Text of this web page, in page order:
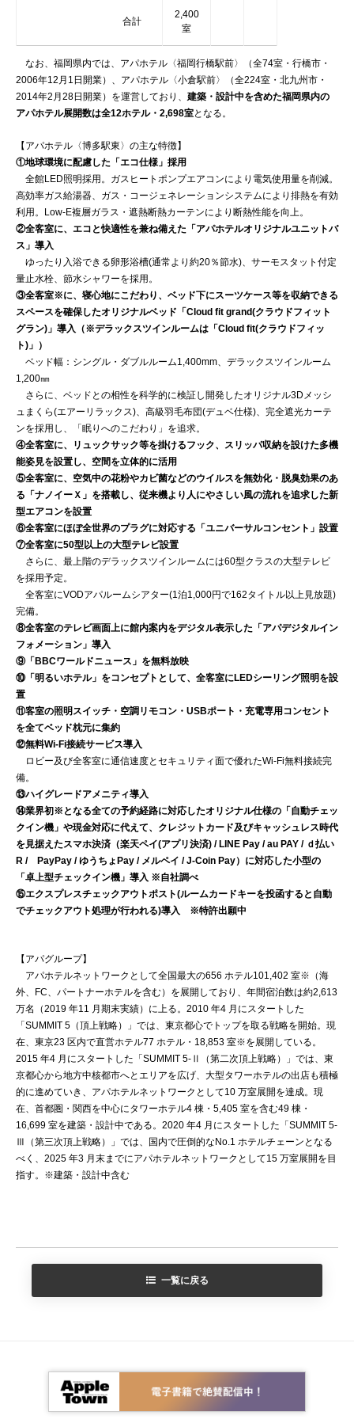
合計
2,400
室
なお、福岡県内では、アパホテル〈福岡行橋駅前〉（全74室・行橋市・
2006年12月1日開業）、アパホテル〈小倉駅前〉（全224室・北九州市・
2014年2月28日開業）を運営しており、 建築・設計中を含めた福岡県内の
アパホテル展開数は全12ホテル・2,698室となる。
【アパホテル〈博多駅東〉の主な特徴】
①地球環境に配慮した「エコ仕様」採用
全館LED照明採用。ガスヒートポンプエアコンにより電気使用量を削減。
高効率ガス給湯器、ガス・コージェネレーションシステムにより排熱を有効
利用。Low-E複層ガラス・遮熱断熱カーテンにより断熱性能を向上。
②全客室に、エコと快適性を兼ね備えた「アパホテルオリジナルユニットバ
ス」導入
ゆったり入浴できる卵形浴槽(通常より約20％節水)、サーモスタット付定
量止水栓、節水シャワーを採用。
③全客室※に、寝心地にこだわり、ベッド下にスーツケース等を収納できる
スペースを確保したオリジナルベッド「Cloud fit grand(クラウドフィット
グラン)」導入（※デラックスツインルームは「Cloud fit(クラウドフィッ
ト)」）
ベッド幅：シングル・ダブルルーム1,400mm、デラックスツインルーム
1,200㎜
さらに、ベッドとの相性を科学的に検証し開発したオリジナル3Dメッシ
ュまくら(エアーリラックス)、高級羽毛布団(デュベ仕様)、完全遮光カーテ
ンを採用し、「眠りへのこだわり」を追求。
④全客室に、リュックサック等を掛けるフック、スリッパ収納を設けた多機
能姿見を設置し、空間を立体的に活用
⑤全客室に、空気中の花粉やカビ菌などのウイルスを無効化・脱臭効果のあ
る「ナノイーＸ」を搭載し、従来機より人にやさしい風の流れを追求した新
型エアコンを設置
⑥全客室にほぼ全世界のプラグに対応する「ユニバーサルコンセント」設置
⑦全客室に50型以上の大型テレビ設置
さらに、最上階のデラックスツインルームには60型クラスの大型テレビ
を採用予定。
全客室にVODアパルームシアター(1泊1,000円で162タイトル以上見放題)
完備。
⑧全客室のテレビ画面上に館内案内をデジタル表示した「アパデジタルイン
フォメーション」導入
⑨「BBCワールドニュース」を無料放映
⑩「明るいホテル」をコンセプトとして、全客室にLEDシーリング照明を設
置
⑪客室の照明スイッチ・空調リモコン・USBポート・充電専用コンセント
を全てベッド枕元に集約
⑫無料Wi-Fi接続サービス導入
ロビー及び全客室に通信速度とセキュリティ面で優れたWi-Fi無料接続完
備。
⑬ハイグレードアメニティ導入
⑭業界初※となる全ての予約経路に対応したオリジナル仕様の「自動チェッ
クイン機」や現金対応に代えて、クレジットカード及びキャッシュレス時代
を見据えたスマホ決済（楽天ペイ(アプリ決済) / LINE Pay / au PAY / ｄ払い
R / PayPay / ゆうちょPay / メルペイ / J-Coin Pay）に対応した小型の
「卓上型チェックイン機」導入 ※自社調べ
⑮エクスプレスチェックアウトポスト(ルームカードキーを投函すると自動
でチェックアウト処理が行われる)導入 ※特許出願中
【アパグループ】
アパホテルネットワークとして全国最大の656 ホテル101,402 室※（海
外、FC、パートナーホテルを含む）を展開しており、年間宿泊数は約2,613
万名（2019 年11 月期末実績）に上る。2010 年4 月にスタートした
「SUMMIT 5（頂上戦略）」では、東京都心でトップを取る戦略を開始。現
在、東京23 区内で直営ホテル77 ホテル・18,853 室※を展開している。
2015 年4 月にスタートした「SUMMIT 5-Ⅱ（第二次頂上戦略）」では、東
京都心から地方中核都市へとエリアを広げ、大型タワーホテルの出店も積極
的に進めていき、アパホテルネットワークとして10 万室展開を達成。現
在、首都圏・関西を中心にタワーホテル4 棟・5,405 室を含む49 棟・
16,699 室を建築・設計中である。2020 年4 月にスタートした「SUMMIT 5-
Ⅲ（第三次頂上戦略）」では、国内で圧倒的なNo.1 ホテルチェーンとなる
べく、2025 年3 月末までにアパホテルネットワークとして15 万室展開を目
指す。※建築・設計中含む
一覧に戻る